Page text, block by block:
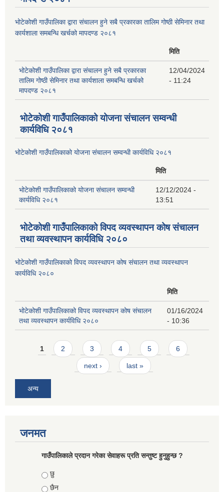
भोटेकोशी गाउँपालिका द्वारा संचालन हुने सबै प्रकारका तालिम गोष्ठी सेमिनार तथा
कार्यशाला समबन्धि खर्चको मापदण्ड २०८१
मिति
भोटेकोशी गाउँपालिका द्वारा संचालन हुने सबै प्रकारका
तालिम गोष्ठी सेमिनार तथा कार्यशाला समबन्धि खर्चको
मापदण्ड २०८१
12/04/2024
- 11:24
भोटेकोशी गाउँपालिकाको योजना संचालन सम्वन्धी
कार्यविधि २०८१
भोटेकोशी गाउँपालिकाको योजना संचालन सम्वन्धी कार्यविधि २०८१
मिति
भोटेकोशी गाउँपालिकाको योजना संचालन सम्वन्धी
कार्यविधि २०८१
12/12/2024 -
13:51
भोटेकोशी गाउँपालिकाको विपद व्यवस्थापन कोष संचालन
तथा व्यवस्थापन कार्यविधि २०८०
भोटेकोशी गाउँपालिकाको विपद व्यवस्थापन कोष संचालन तथा व्यवस्थापन
कार्यविधि २०८०
मिति
भोटेकोशी गाउँपालिकाको विपद व्यवस्थापन कोष संचालन
तथा व्यवस्थापन कार्यविधि २०८०
01/16/2024
- 10:36
Pages
1 2 3 4 5 6
next › last »
अन्य
जनमत
गाउँपालिकाले प्रदान गरेका सेवाहरू प्रति सन्तुष्ट हुनुहुन्छ ?
Choices
छु
छैन